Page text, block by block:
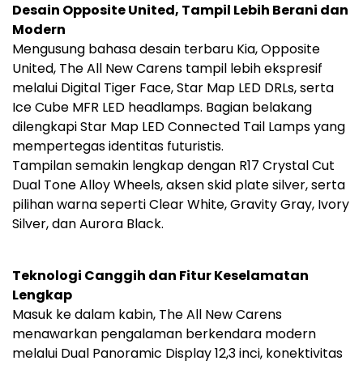
Desain Opposite United, Tampil Lebih Berani dan
Modern
Mengusung bahasa desain terbaru Kia, Opposite
United, The All New Carens tampil lebih ekspresif
melalui Digital Tiger Face, Star Map LED DRLs, serta
Ice Cube MFR LED headlamps. Bagian belakang
dilengkapi Star Map LED Connected Tail Lamps yang
mempertegas identitas futuristis.
Tampilan semakin lengkap dengan R17 Crystal Cut
Dual Tone Alloy Wheels, aksen skid plate silver, serta
pilihan warna seperti Clear White, Gravity Gray, Ivory
Silver, dan Aurora Black.
Teknologi Canggih dan Fitur Keselamatan
Lengkap
Masuk ke dalam kabin, The All New Carens
menawarkan pengalaman berkendara modern
melalui Dual Panoramic Display 12,3 inci, konektivitas